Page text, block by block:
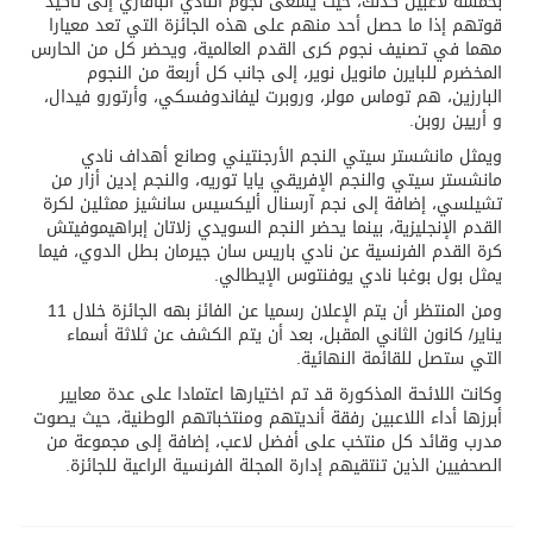
قوتهم إذا ما حصل أحد منهم على هذه الجائزة التي تعد معيارا
مهما في تصنيف نجوم كرى القدم العالمية، ويحضر كل من الحارس
المخضرم للبايرن مانويل نوير، إلى جانب كل أربعة من النجوم
البارزين، هم توماس مولر، وروبرت ليفاندوفسكي، وأرتورو فيدال،
و أريين روبن.
ويمثل مانشستر سيتي النجم الأرجنتيني وصانع أهداف نادي
مانشستر سيتي والنجم الإفريقي يايا توريه، والنجم إدين أزار من
تشيلسي، إضافة إلى نجم آرسنال أليكسيس سانشيز ممثلين لكرة
القدم الإنجليزية، بينما يحضر النجم السويدي زلاتان إبراهيموفيتش
كرة القدم الفرنسية عن نادي باريس سان جيرمان بطل الدوي، فيما
يمثل بول بوغبا نادي يوفنتوس الإيطالي.
ومن المنتظر أن يتم الإعلان رسميا عن الفائز بهه الجائزة خلال 11
يناير/ كانون الثاني المقبل، بعد أن يتم الكشف عن ثلاثة أسماء
التي ستصل للقائمة النهائية.
وكانت اللائحة المذكورة قد تم اختيارها اعتمادا على عدة معايير
أبرزها أداء اللاعبين رفقة أنديتهم ومنتخباتهم الوطنية، حيث يصوت
مدرب وقائد كل منتخب على أفضل لاعب، إضافة إلى مجموعة من
الصحفيين الذين تنتقيهم إدارة المجلة الفرنسية الراعية للجائزة.